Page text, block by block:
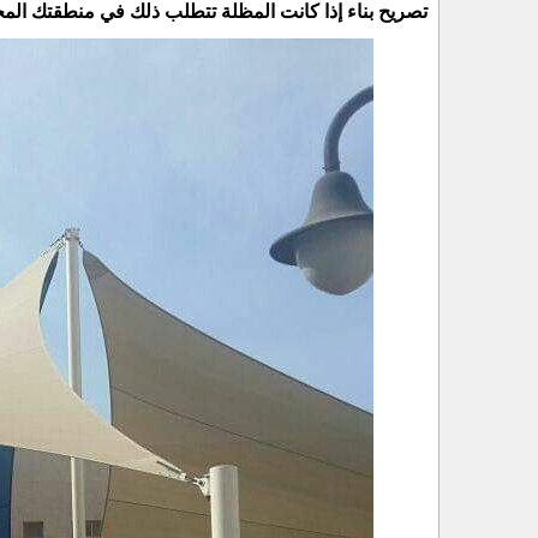
تصريح بناء إذا كانت المظلة تتطلب ذلك في منطقتك